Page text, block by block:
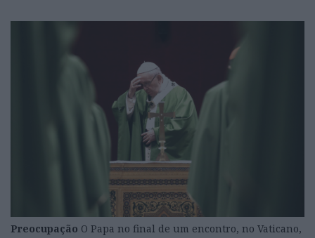
Preocupação O Papa no final de um encontro, no Vaticano,